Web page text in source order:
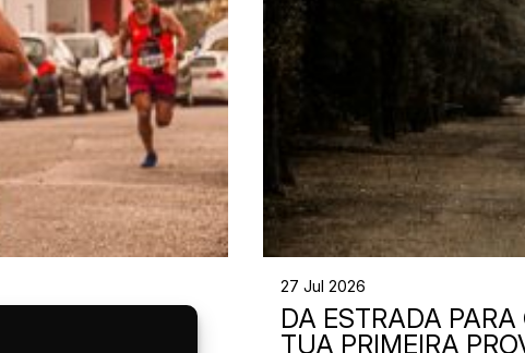
27 Jul 2026
DA ESTRADA
TUA PRIMEIRA